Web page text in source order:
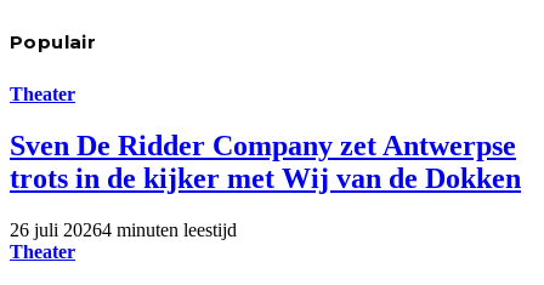
Populair
Theater
Sven De Ridder Company zet Antwerpse
trots in de kijker met Wij van de Dokken
26 juli 20264 minuten leestijd
Theater